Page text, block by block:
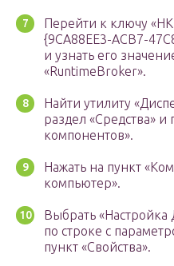
Перейти к ключу
{9CA88EE3-ACB7-
и узнать его
«RuntimeBroker».
Найти утилиту
раздел «Средства»
компонентов».
Нажать на пункт
компьютер».
Выбрать
по строке с
пункт «Свойства».